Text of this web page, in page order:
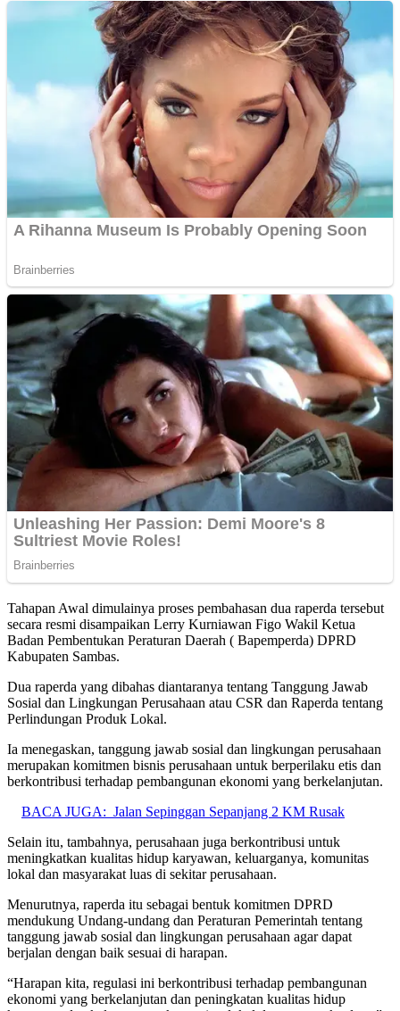
Tahapan Awal dimulainya proses pembahasan dua raperda tersebut
secara resmi disampaikan Lerry Kurniawan Figo Wakil Ketua
Badan Pembentukan Peraturan Daerah ( Bapemperda) DPRD
Kabupaten Sambas.
Dua raperda yang dibahas diantaranya tentang Tanggung Jawab
Sosial dan Lingkungan Perusahaan atau CSR dan Raperda tentang
Perlindungan Produk Lokal.
Ia menegaskan, tanggung jawab sosial dan lingkungan perusahaan
merupakan komitmen bisnis perusahaan untuk berperilaku etis dan
berkontribusi terhadap pembangunan ekonomi yang berkelanjutan.
BACA JUGA: Jalan Sepinggan Sepanjang 2 KM Rusak
Selain itu, tambahnya, perusahaan juga berkontribusi untuk
meningkatkan kualitas hidup karyawan, keluarganya, komunitas
lokal dan masyarakat luas di sekitar perusahaan.
Menurutnya, raperda itu sebagai bentuk komitmen DPRD
mendukung Undang-undang dan Peraturan Pemerintah tentang
tanggung jawab sosial dan lingkungan perusahaan agar dapat
berjalan dengan baik sesuai di harapan.
“Harapan kita, regulasi ini berkontribusi terhadap pembangunan
ekonomi yang berkelanjutan dan peningkatan kualitas hidup